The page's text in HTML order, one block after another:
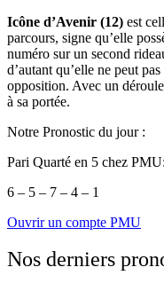
Icône d’Avenir (12) est
parcours, signe qu’elle
numéro sur un second
d’autant qu’elle ne peut
opposition. Avec un
à sa portée.
Notre Pronostic du jour :
Pari Quarté en 5 chez PMU:
6 – 5 – 7 – 4 – 1
Ouvrir un compte PMU
Nos derniers